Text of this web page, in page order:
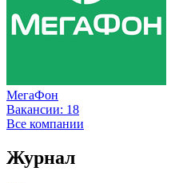
МегаФон
Вакансии: 18
Все компании
Журнал